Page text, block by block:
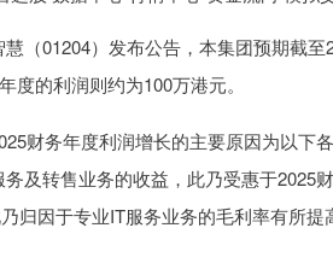
01204）发布公告，本集团预期截至
度的利润则约为100万港元。
财务年度利润增长的主要原因为以下
及转售业务的收益，此乃受惠于2025
归因于专业IT服务业务的毛利率有所提